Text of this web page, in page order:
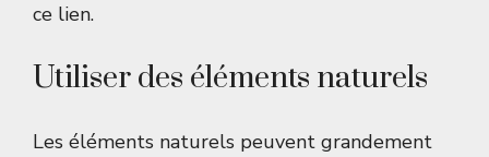
ce lien.
Utiliser des éléments naturels
Les éléments naturels peuvent grandement